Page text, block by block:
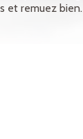
et remuez bien.